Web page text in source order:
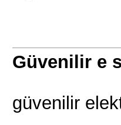
Güvenilir e
güvenilir